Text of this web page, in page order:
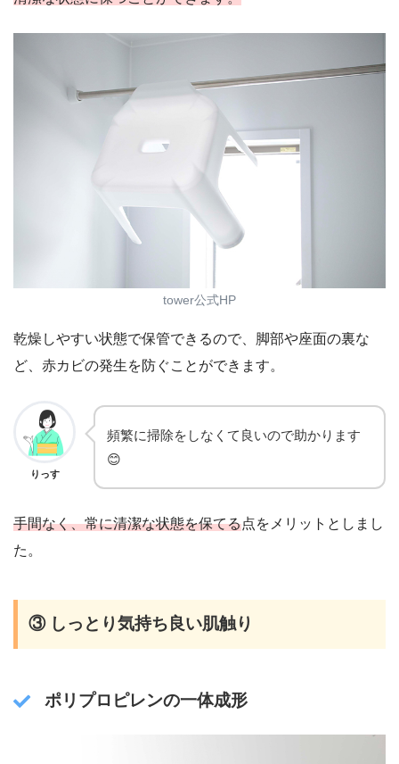
tower公式HP
乾燥しやすい状態で保管できるので、脚部や座面の裏な
ど、赤カビの発生を防ぐことができます。
りっす
頻繁に掃除をしなくて良いので助かります
😊
手間なく、常に清潔な状態を保てる点をメリットとしまし
た。
③ しっとり気持ち良い肌触り
ポリプロピレンの一体成形